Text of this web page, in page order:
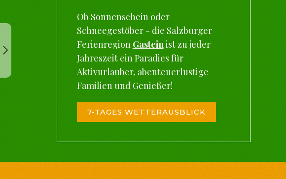
Ob Sonnenschein oder
Schneegestöber - die Salzburger
Ferienregion Gasteinist zu jeder
Jahreszeit ein Paradies für
Aktivurlauber, abenteuerlustige
Familien und Genießer!
7-TAGES WETTERAUSBLICK